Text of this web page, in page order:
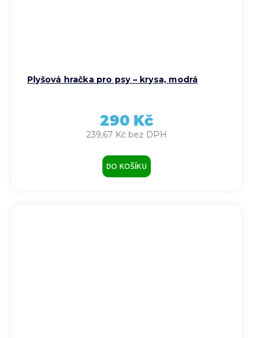
Plyšová hračka pro psy – krysa, modrá
239,67 Kč bez DPH
290 Kč
DO KOŠÍKU